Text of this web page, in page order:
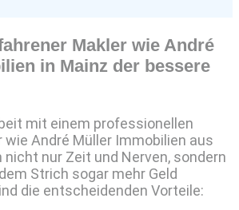
Makler wie André
in Mainz der bessere
mit einem professionellen
André Müller Immobilien aus
nicht nur Zeit und Nerven, sondern
Strich sogar mehr Geld
die entscheidenden Vorteile: